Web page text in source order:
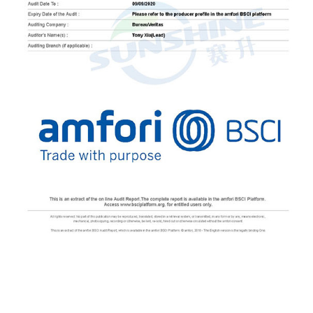
nieve y malas temperaturas. A diferencia de la
madera, el acero no se deforma, no se agrieta ni se
pudre, lo que lo convierte en una buena opción
mantenimiento: un cobertizo de acero requiere un
mantenimiento mínimo en comparación con los
cobertizos de madera. Si bien la madera debe
evitar la putrefacción y las plagas, un cobertizo